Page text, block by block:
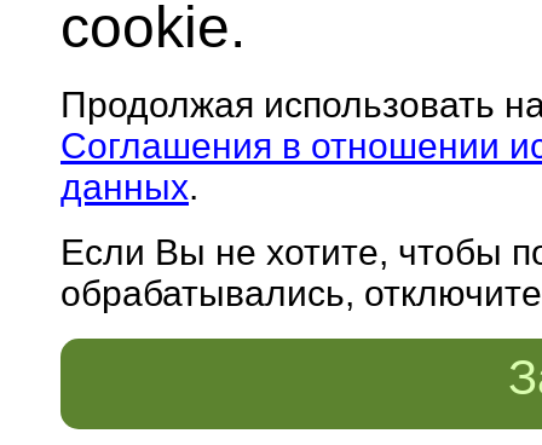
cookie.
Продолжая использовать
Соглашения в отношении
данных.
Если Вы не хотите, чтобы
обрабатывались,